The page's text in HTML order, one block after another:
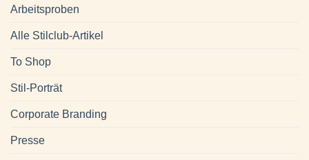
Arbeitsproben
Alle Stilclub-Artikel
To Shop
Stil-Porträt
Corporate Branding
Presse